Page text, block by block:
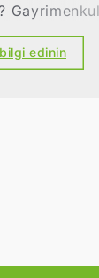
Gayrimenkul
ilgili tüm
biziz.
edinin